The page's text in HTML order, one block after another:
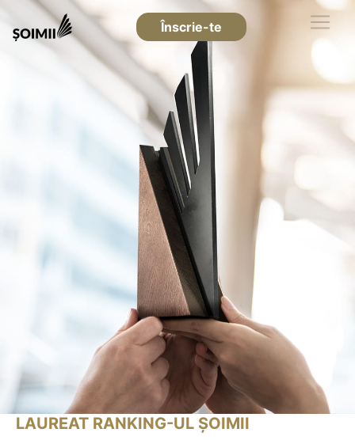
Înscrie-te
LAUREAT RANKING-UL ȘOIMII